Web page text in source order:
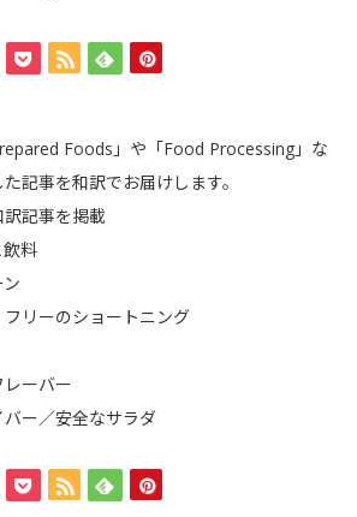
Foods」や「Food Processing」な
記事を和訳でお届けします。
記事を掲載
料
リーのショートニング
ーバー
ー／安全なサラダ